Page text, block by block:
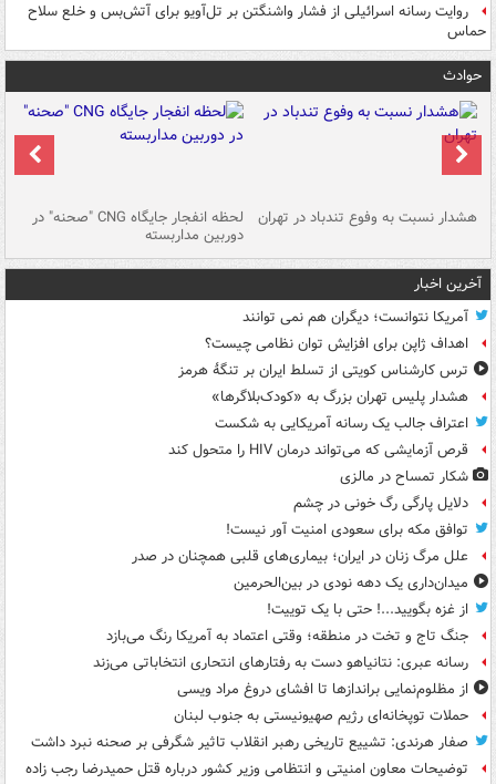
روایت رسانه اسرائیلی از فشار واشنگتن بر تل‌آویو برای آتش‌بس و خلع سلاح
حماس
حوادث
هشدار نسبت به وفوع تندباد در تهران لحظه انفجار جایگاه CNG "صحنه" در
دوربین مداربسته
آخرین اخبار
آمریکا نتوانست؛ دیگران هم نمی توانند
اهداف ژاپن برای افزایش توان نظامی چیست؟
ترس کارشناس کویتی از تسلط ایران بر تنگۀ هرمز
هشدار پلیس تهران بزرگ به «کودک‌بلاگرها»
اعتراف جالب یک رسانه آمریکایی به شکست
قرص آزمایشی که می‌تواند درمان HIV را متحول کند
شکار تمساح در مالزی
دلایل پارگی رگ خونی در چشم
توافق مکه برای سعودی امنیت آور نیست!
علل مرگ زنان در ایران؛ بیماری‌های قلبی همچنان در صدر
میدان‌داری یک دهه نودی در بین‌الحرمین
از غزه بگویید...! حتی با یک توییت!
جنگ تاج و تخت در منطقه؛ وقتی اعتماد به آمریکا رنگ می‌بازد
رسانه عبری: نتانیاهو دست به رفتارهای انتحاری انتخاباتی می‌زند
از مظلوم‌نمایی براندازها تا افشای دروغ مراد ویسی
حملات توپخانه‌ای رژیم صهیونیستی به جنوب لبنان
صفار هرندی: تشییع تاریخی رهبر انقلاب تاثیر شگرفی بر صحنه نبرد داشت
توضیحات معاون امنیتی و انتظامی وزیر کشور درباره قتل حمیدرضا رجب زاده